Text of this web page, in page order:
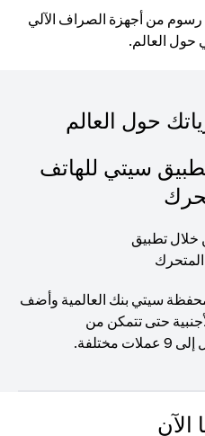
من أجهزة الصراف الآلي
حول العالم.
حول العالم
سيتي للهاتف
سيتي بنك العالمية وأضف
حتى تتمكن من
الآن